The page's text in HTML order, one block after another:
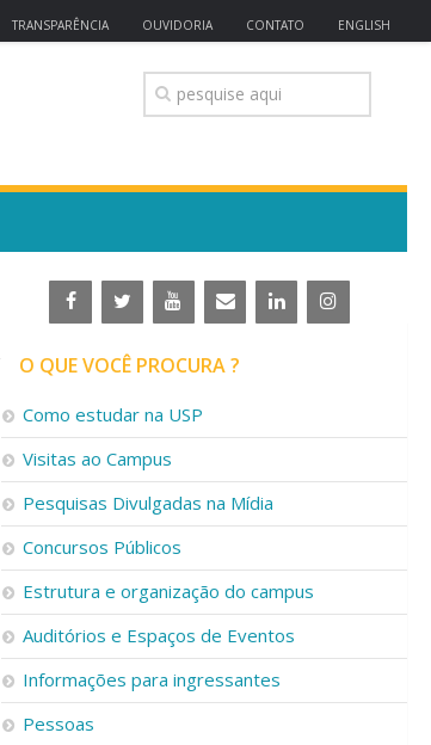
TRANSPARÊNCIA OUVIDORIA CONTATO ENGLISH
O QUE VOCÊ PROCURA ?
Como estudar na USP
Visitas ao Campus
Pesquisas Divulgadas na Mídia
Concursos Públicos
Estrutura e organização do campus
Auditórios e Espaços de Eventos
Informações para ingressantes
Pessoas